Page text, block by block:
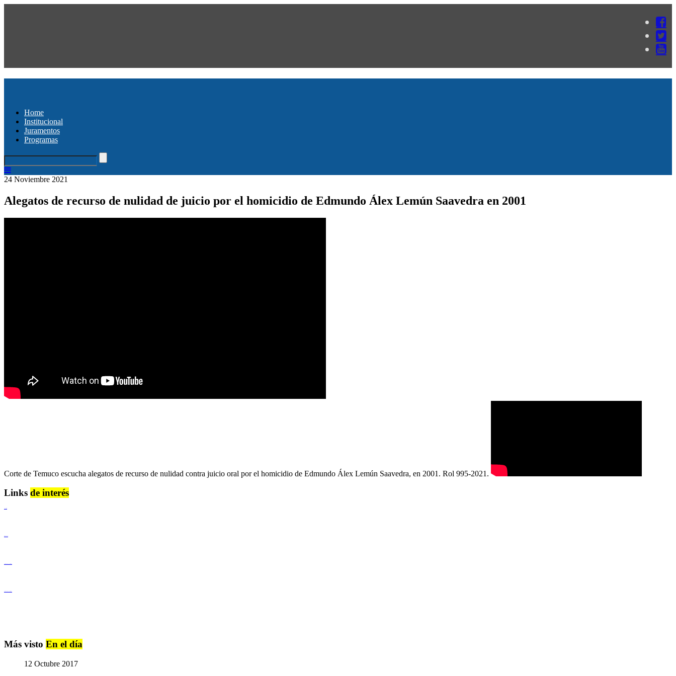
Home
Institucional
Juramentos
Programas
24 Noviembre 2021
Alegatos de recurso de nulidad de juicio por el homicidio de Edmundo Álex Lemún Saavedra en 2001
Corte de Temuco escucha alegatos de recurso de nulidad contra juicio oral por el homicidio de Edmundo Álex Lemún Saavedra, en 2001. Rol 995-2021.
Links de interés
Más visto En el día
12 Octubre 2017